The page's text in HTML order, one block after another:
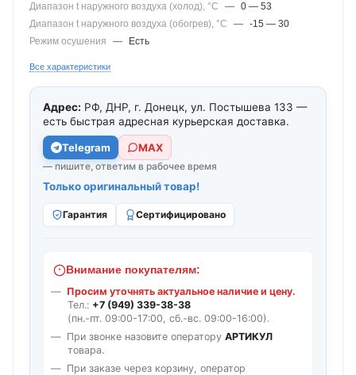
Диапазон t наружного воздуха (холод), °C
— 0 — 53
Диапазон t наружного воздуха (обогрев), °C
— -15 — 30
Режим осушения
— Есть
Все характеристики
Адрес: РФ, ДНР, г. Донецк, ул. Постышева 133 —
есть быстрая адресная курьерская доставка.
Telegram МАХ
— пишите, ответим в рабочее время
Только оригинальный товар!
Гарантия Сертифицировано
Внимание покупателям:
Просим уточнять актуальное наличие и цену.
Тел.: +7 (949) 339-38-38
(пн.-пт. 09:00-17:00, сб.-вс. 09:00-16:00).
При звонке назовите оператору АРТИКУЛ
товара.
При заказе через корзину, оператор